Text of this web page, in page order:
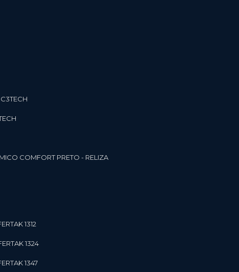
COMFORT PRETO - RELIZA
1312
1324
1347